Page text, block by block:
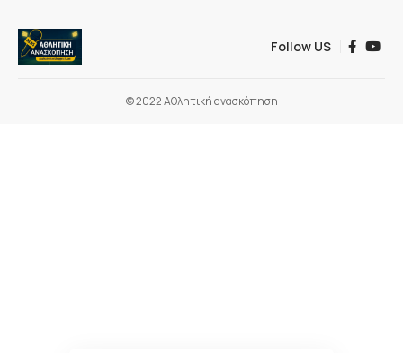
Follow US
© 2022 Αθλητική ανασκόπηση